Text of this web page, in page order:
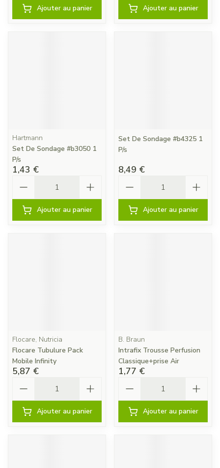
Ajouter au panier Ajouter au panier
Hartmann
Set De Sondage #b3050 1
P/s
1,43 €
Ajouter au panier
Set De Sondage #b4325 1
P/s
8,49 €
Ajouter au panier
Flocare, Nutricia
Flocare Tubulure Pack
Mobile Infinity
5,87 €
Ajouter au panier
B. Braun
Intrafix Trousse Perfusion
Classique+prise Air
1,77 €
Ajouter au panier